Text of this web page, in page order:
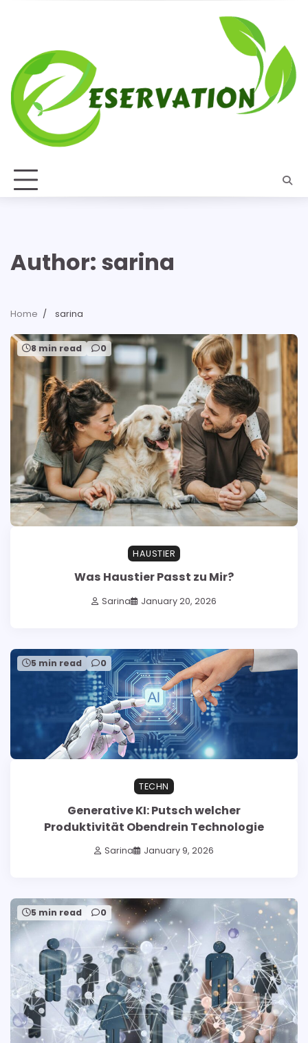
Author: sarina
Home sarina
8 min read 0
HAUSTIER
Was Haustier Passt zu Mir?
Sarina January 20, 2026
5 min read 0
TECHN
Generative KI: Putsch welcher
Produktivität Obendrein Technologie
Sarina January 9, 2026
5 min read 0